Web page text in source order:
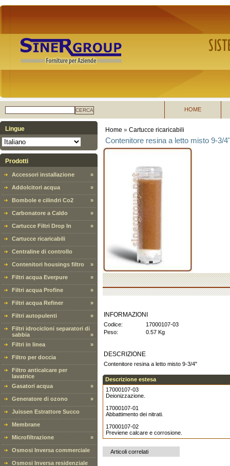
CERCA HOME
Lingue
Prodotti
Accessori installazione »
Addolcitori acqua »
Bombole e cilindri Co2 »
Carbonatore a Caldo »
Cartucce Filtri Drop In »
Cartucce ricaricabili
Centraline di controllo
Contenitori housings filtro »
Filtri acqua Everpure »
Filtri acqua Profine »
Filtri acqua Refiner »
Filtri autopulenti »
Filtri idrocicloni separatori di
sabbia
»
Filtri in linea
»
Filtro per doccia
Filtro anticalcare per
lavatrice
Gasatori acqua
»
Generatore di ozono »
Juissen Estrattore Succo
Membrane
Microfiltrazione »
Osmosi Inversa commerciale
Osmosi Inversa residenziale
Home » Cartucce ricaricabili
Contenitore resina a letto misto 9-3/4"
INFORMAZIONI
Codice:
17000107-03
Peso:
0.57 Kg
DESCRIZIONE
Contenitore resina a letto misto 9-3/4"
Descrizione estesa
17000107-03
Deionizzazione.
17000107-01
Abbattimento dei nitrati.
17000107-02
Previene calcare e corrosione.
Articoli correlati